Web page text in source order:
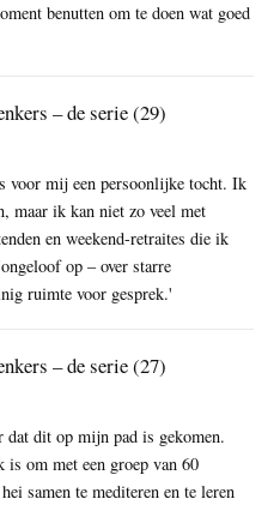
benutten om te doen wat goed
– de serie (29)
voor mij een persoonlijke tocht. Ik
maar ik kan niet zo veel met
en weekend-retraites die ik
op – over starre
ruimte voor gesprek.'
– de serie (27)
dat dit op mijn pad is gekomen.
om met een groep van 60
samen te mediteren en te leren